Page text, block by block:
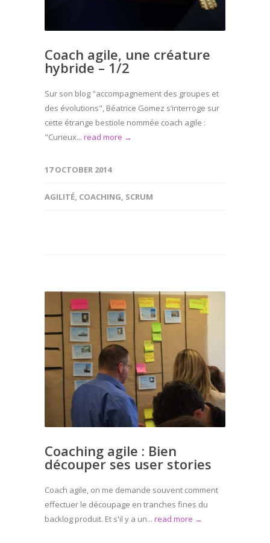
Coach agile, une créature
hybride – 1/2
Sur son blog "accompagnement des groupes et
des évolutions", Béatrice Gomez s’interroge sur
cette étrange bestiole nommée coach agile :
"Curieux... read more →
17 OCTOBER 2014
AGILITÉ, COACHING, SCRUM
Coaching agile : Bien
découper ses user stories
Coach agile, on me demande souvent comment
effectuer le découpage en tranches fines du
backlog produit. Et s'il y a un... read more →